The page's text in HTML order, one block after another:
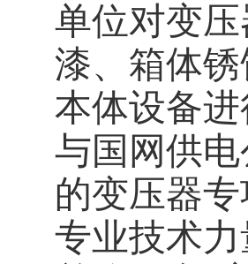
单位对变
漆、箱体
本体设备
与国网供
的变压器
专业技术